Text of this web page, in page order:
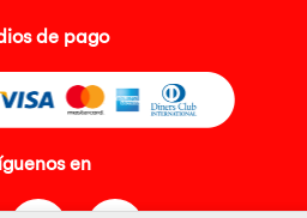
de pago
en